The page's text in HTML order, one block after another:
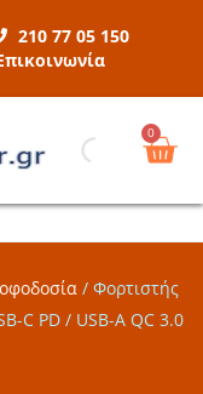
210 77 05 150
0
/ Φορτιστής
C PD / USB-A QC 3.0